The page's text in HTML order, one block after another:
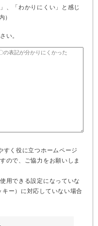
、「わかりにくい」と感じ
）
い。
く役に立つホームページ
ので、ご協力をお願いしま
用できる設定になっていな
ー）に対応していない場合